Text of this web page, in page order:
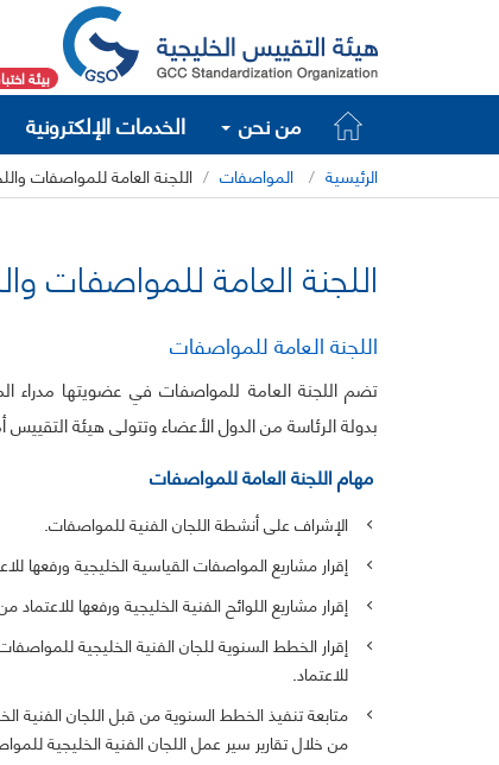
بيئة
من نحن الخدمات الإلكترونية
الرئيسية المواصفات اللجنة العامة للمواصفات
اللجنة العامة للمواصفات
اللجنة العامة للمواصفات
تضم اللجنة العامة للمواصفات في عضويتها مدراء
بدولة الرئاسة من الدول الأعضاء وتتولى هيئة التقييس
مهام اللجنة العامة للمواصفات
الإشراف على أنشطة اللجان الفنية للمواصفات.
إقرار مشاريع المواصفات القياسية الخليجية ورفعها
إقرار مشاريع اللوائح الفنية الخليجية ورفعها
إقرار الخطط السنوية للجان الفنية الخليجية
للاعتماد.
متابعة تنفيذ الخطط السنوية من قبل اللجان الفنية
من خلال تقارير سير عمل اللجان الفنية الخليجية